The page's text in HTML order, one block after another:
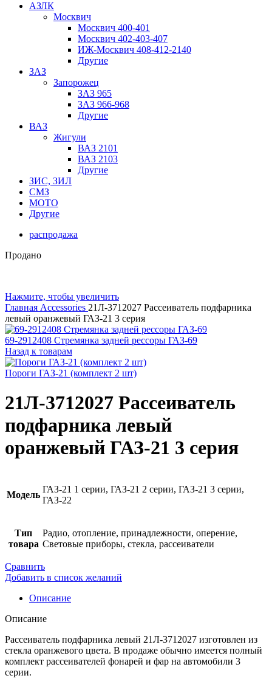
АЗЛК
Москвич
Москвич 400-401
Москвич 402-403-407
ИЖ-Москвич 408-412-2140
Другие
ЗАЗ
Запорожец
ЗАЗ 965
ЗАЗ 966-968
Другие
ВАЗ
Жигули
ВАЗ 2101
ВАЗ 2103
Другие
ЗИС, ЗИЛ
СМЗ
МОТО
Другие
распродажа
Продано
Нажмите, чтобы увеличить
Главная Accessories 21Л-3712027 Рассеиватель подфарника
левый оранжевый ГАЗ-21 3 серия
69-2912408 Стремянка задней рессоры ГАЗ-69
Назад к товарам
Пороги ГАЗ-21 (комплект 2 шт)
21Л-3712027 Рассеиватель
подфарника левый
оранжевый ГАЗ-21 3 серия
Модель
ГАЗ-21 1 серии, ГАЗ-21 2 серии, ГАЗ-21 3 серии,
ГАЗ-22
Тип
товара
Радио, отопление, принадлежности, оперение,
Световые приборы, стекла, рассеиватели
Сравнить
Добавить в список желаний
Описание
Описание
Рассеиватель подфарника левый 21Л-3712027 изготовлен из
стекла оранжевого цвета. В продаже обычно имеется полный
комплект рассеивателей фонарей и фар на автомобили 3
серии.